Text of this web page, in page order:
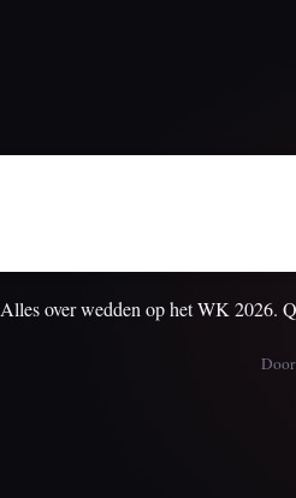
Alles over wedden op het WK 2026.